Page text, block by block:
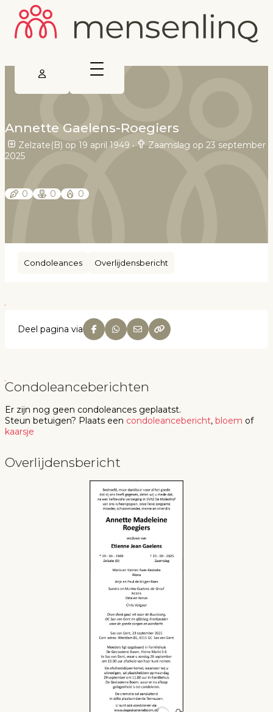
Annette Gaelens-Roegiers
Zelzate(B) op 19 april 1949 •
Zaamslag op 23 september
2025
0 0 0
Condoleances Overlijdensbericht
Deel pagina via
Condoleanceberichten
Er zijn nog geen condoleances geplaatst.
Steun betuigen? Plaats een condoleancebericht, bloem of
kaarsje
Overlijdensbericht